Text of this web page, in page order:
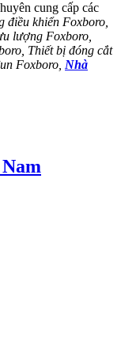
cung cấp các
điều khiển Foxboro,
lượng Foxboro,
Thiết bị đóng cắt
Foxboro, Nhà